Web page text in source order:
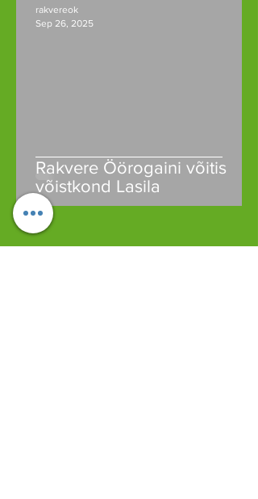
Rakvere Öörogaini võitis
võistkond Lasila
rakvereok
Sep 26, 2025